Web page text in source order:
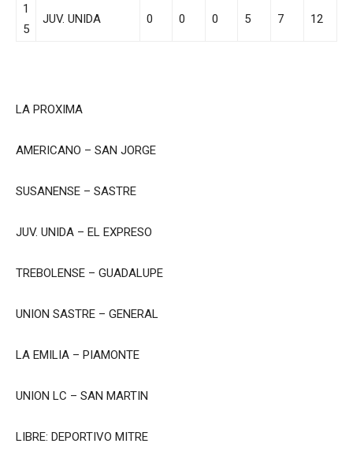
1
5
JUV. UNIDA 0 0 0 5 7 12
LA PROXIMA
AMERICANO – SAN JORGE
SUSANENSE – SASTRE
JUV. UNIDA – EL EXPRESO
TREBOLENSE – GUADALUPE
UNION SASTRE – GENERAL
LA EMILIA – PIAMONTE
UNION LC – SAN MARTIN
LIBRE: DEPORTIVO MITRE